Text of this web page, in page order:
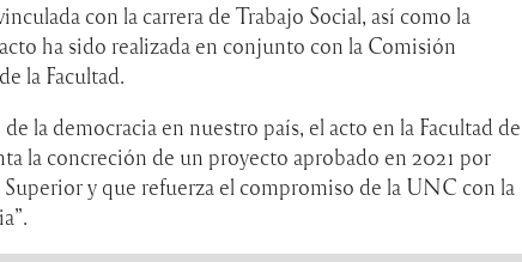
con la carrera de Trabajo Social, así como la
ha sido realizada en conjunto con la Comisión
la Facultad.
la democracia en nuestro país, el acto en la Facultad de
la concreción de un proyecto aprobado en 2021 por
y que refuerza el compromiso de la UNC con la